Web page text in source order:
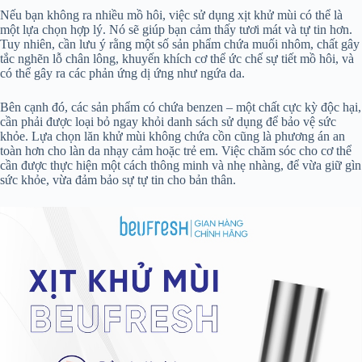
Nếu bạn không ra nhiều mồ hôi, việc sử dụng xịt khử mùi có thể là
một lựa chọn hợp lý. Nó sẽ giúp bạn cảm thấy tươi mát và tự tin hơn.
Tuy nhiên, cần lưu ý rằng một số sản phẩm chứa muối nhôm, chất gây
tắc nghẽn lỗ chân lông, khuyến khích cơ thể ức chế sự tiết mồ hôi, và
có thể gây ra các phản ứng dị ứng như ngứa da.
Bên cạnh đó, các sản phẩm có chứa benzen – một chất cực kỳ độc hại,
cần phải được loại bỏ ngay khỏi danh sách sử dụng để bảo vệ sức
khỏe. Lựa chọn lăn khử mùi không chứa cồn cũng là phương án an
toàn hơn cho làn da nhạy cảm hoặc trẻ em. Việc chăm sóc cho cơ thể
cần được thực hiện một cách thông minh và nhẹ nhàng, để vừa giữ gìn
sức khỏe, vừa đảm bảo sự tự tin cho bản thân.